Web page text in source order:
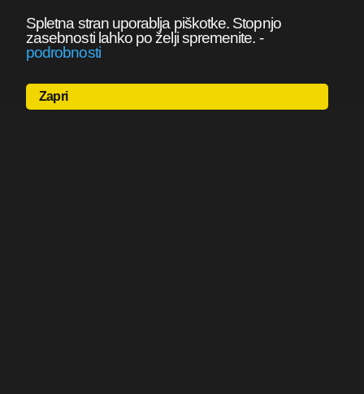
Spletna stran uporablja piškotke. Stopnjo
zasebnosti lahko po želji spremenite. -
podrobnosti
Zapri